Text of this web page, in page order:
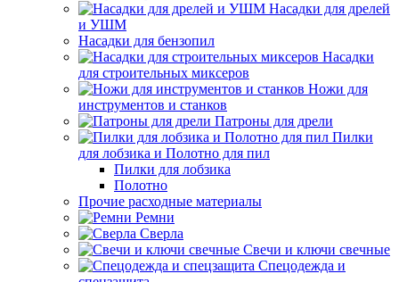
Насадки для дрелей
и УШМ
Насадки для бензопил
Насадки
для строительных миксеров
Ножи для
инструментов и станков
Патроны для дрели
Пилки
для лобзика и Полотно для пил
Пилки для лобзика
Полотно
Прочие расходные материалы
Ремни
Сверла
Свечи и ключи свечные
Спецодежда и